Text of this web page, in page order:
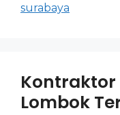
surabaya
Kontraktor
Lombok